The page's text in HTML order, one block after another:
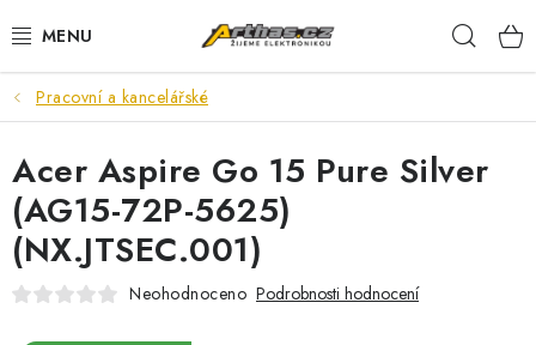
na
TELEFONY, TABLETY
POČÍTAČE, NOTEBOOKY
PRO HRÁČE
ELEKTRONIKA
Pracovní a kancelářské
Acer Aspire Go 15 Pure Silver
(AG15-72P-5625)
(NX.JTSEC.001)
Neohodnoceno Podrobnosti hodnocení